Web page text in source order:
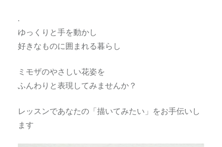
.
ゆっくりと手を動かし
好きなものに囲まれる暮らし
ミモザのやさしい花姿を
ふんわりと表現してみませんか？
レッスンであなたの「描いてみたい」をお手伝いし
ます